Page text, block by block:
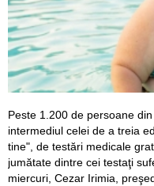
Peste 1.200 de persoane
intermediul celei de a treia
tine", de testări medicale
jumătate dintre cei testaţi
miercuri, Cezar Irimia,